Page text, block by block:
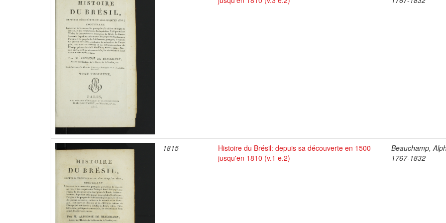
1815
Histoire du Brésil: depuis sa découverte en 1500
jusqu'en 1810 (v.1 e.2)
Beauchamp,
1767-1832